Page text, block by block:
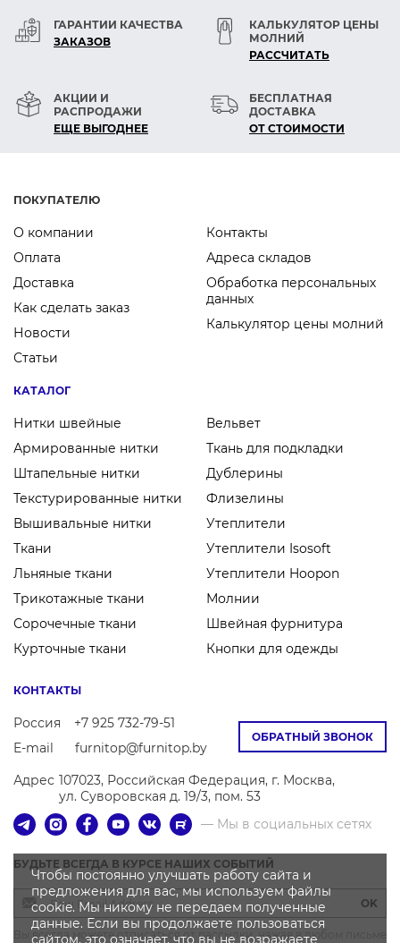
ГАРАНТИИ КАЧЕСТВА
ЗАКАЗОВ
КАЛЬКУЛЯТОР ЦЕНЫ
МОЛНИЙ
РАСCЧИТАТЬ
АКЦИИ И
РАСПРОДАЖИ
ЕЩЕ ВЫГОДНЕЕ
БЕСПЛАТНАЯ
ДОСТАВКА
ОТ СТОИМОСТИ
ПОКУПАТЕЛЮ
О компании
Оплата
Доставка
Как сделать заказ
Новости
Статьи
Контакты
Адреса складов
Обработка персональных
данных
Калькулятор цены молний
КАТАЛОГ
Нитки швейные
Армированные нитки
Штапельные нитки
Текстурированные нитки
Вышивальные нитки
Ткани
Льняные ткани
Трикотажные ткани
Сорочечные ткани
Курточные ткани
Вельвет
Ткань для подкладки
Дублерины
Флизелины
Утеплители
Утеплители Isosoft
Утеплители Hoopon
Молнии
Швейная фурнитура
Кнопки для одежды
ОБРАТНЫЙ ЗВОНОК
КОНТАКТЫ
Россия
+7 925 732-79-51
E-mail
furnitop@furnitop.by
Адрес 107023, Российская Федерация, г. Москва,
ул. Суворовская д. 19/3, пом. 53
— Мы в социальных сетях
БУДЬТЕ ВСЕГДА В КУРСЕ НАШИХ СОБЫТИЙ
OK
Вы всегда можете отписаться от рассылки, нажав в любом письме
Чтобы постоянно улучшать работу сайта и
предложения для вас, мы используем файлы
cookie. Мы никому не передаем полученные
данные. Если вы продолжаете пользоваться
сайтом, это означает, что вы не возражаете